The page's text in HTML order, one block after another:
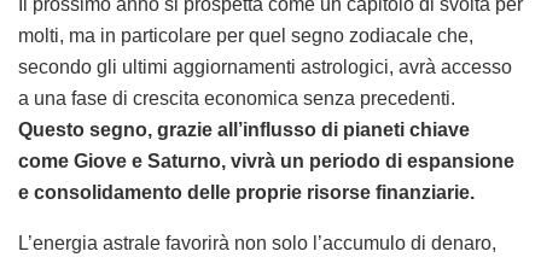
Il prossimo anno si prospetta come un capitolo di svolta per
molti, ma in particolare per quel segno zodiacale che,
secondo gli ultimi aggiornamenti astrologici, avrà accesso
a una fase di crescita economica senza precedenti.
Questo segno, grazie all’influsso di pianeti chiave
come Giove e Saturno, vivrà un periodo di espansione
e consolidamento delle proprie risorse finanziarie.
L’energia astrale favorirà non solo l’accumulo di denaro,